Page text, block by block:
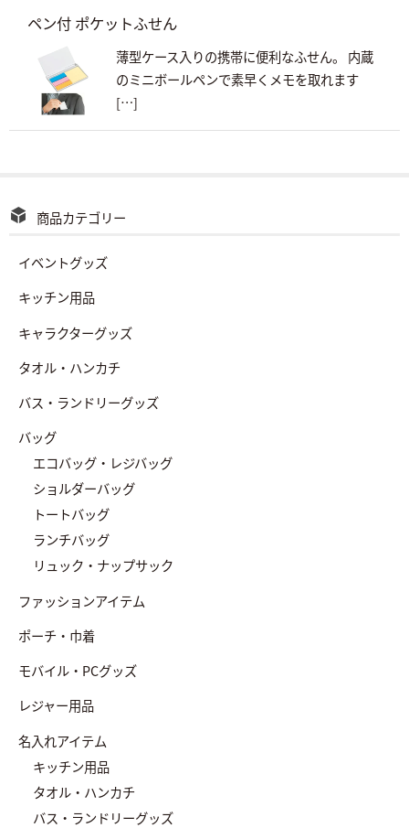
ペン付 ポケットふせん
薄型ケース入りの携帯に便利なふせん。 内蔵
のミニボールペンで素早くメモを取れます
[…]
商品カテゴリー
イベントグッズ
キッチン用品
キャラクターグッズ
タオル・ハンカチ
バス・ランドリーグッズ
バッグ
エコバッグ・レジバッグ
ショルダーバッグ
トートバッグ
ランチバッグ
リュック・ナップサック
ファッションアイテム
ポーチ・巾着
モバイル・PCグッズ
レジャー用品
名入れアイテム
キッチン用品
タオル・ハンカチ
バス・ランドリーグッズ